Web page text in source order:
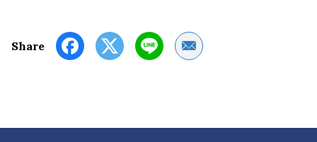
Share Share by Email